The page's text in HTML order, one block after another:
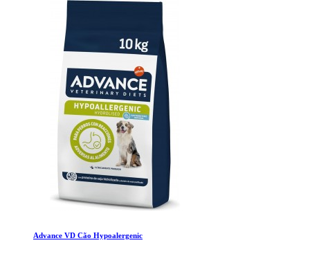
Advance VD Cão Hypoalergenic